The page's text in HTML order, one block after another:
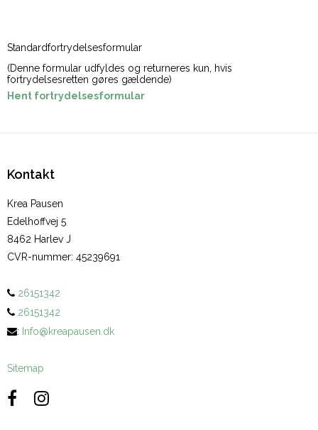
Standardfortrydelsesformular
(Denne formular udfyldes og returneres kun, hvis
fortrydelsesretten gøres gældende)
Hent fortrydelsesformular
Kontakt
Krea Pausen
Edelhoffvej 5
8462 Harlev J
CVR-nummer: 45239691
26151342
26151342
: Info@kreapausen.dk
Sitemap